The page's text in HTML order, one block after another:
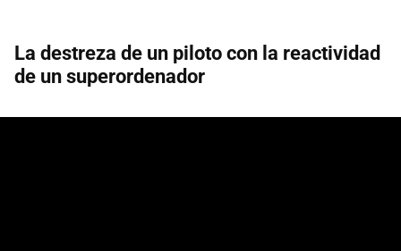
La destreza de un piloto con la reactividad
de un superordenador